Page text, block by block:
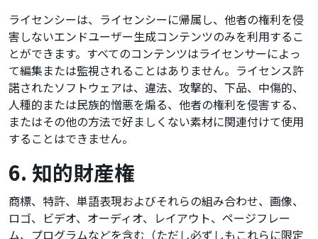
ライセンシーは、ライセンシーに帰属し、他者の権利を侵
害しないエンドユーザー生成コンテンツのみを利用するこ
とができます。すべてのコンテンツはライセンサーによっ
て編集または監視されることはありません。ライセンス許
諾されたソフトウェアは、違法、攻撃的、下品、中傷的、
人種的または民族的憎悪を煽る、他者の権利を侵害する、
またはその他の方法で好ましくない素材に関連付けて使用
することはできません。
6. 知的財産権
商標、特許、単語表現およびそれらの組み合わせ、画像、
ロゴ、ビデオ、オーディオ、レイアウト、ページフレー
ム、プログラムなどを含む（ただし必ずしもこれらに限定